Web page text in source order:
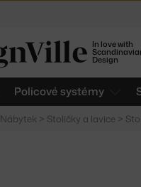
In love with
Design
Policové systémy
Nábytek > Stoličky a lavice >